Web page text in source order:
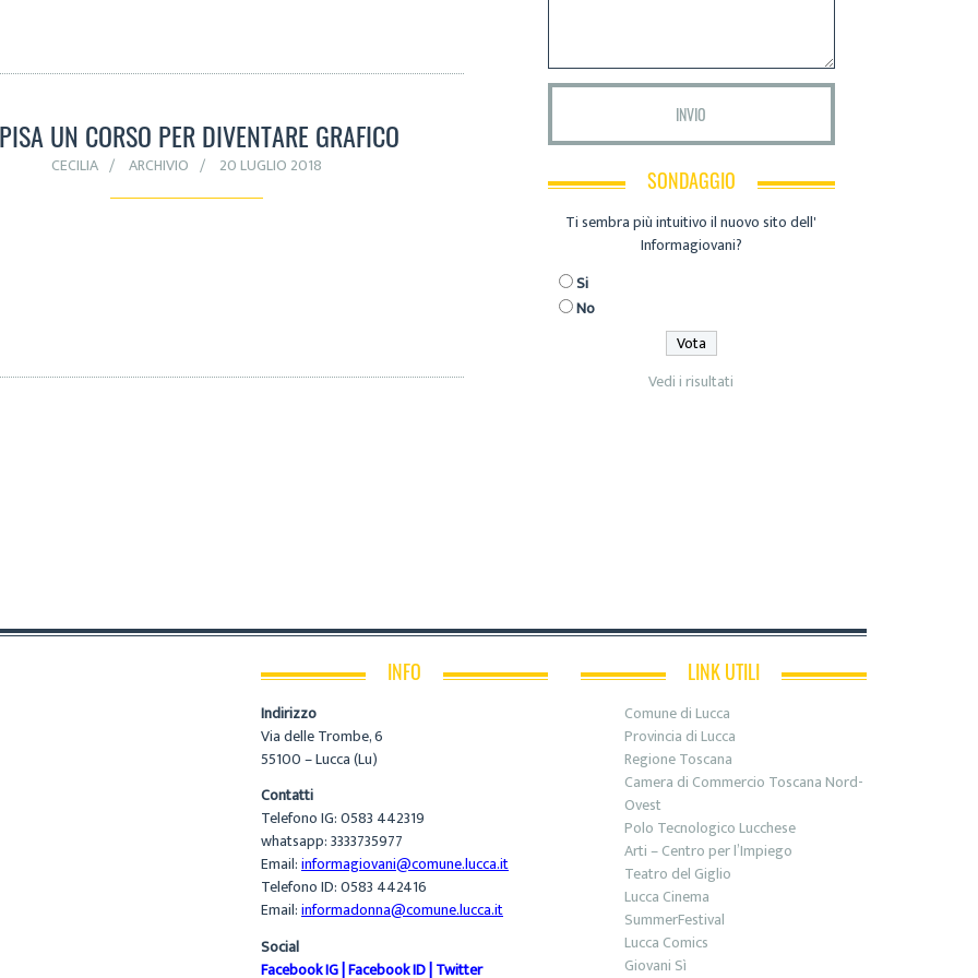
UN CORSO PER DIVENTARE GRAFICO
CECILIA ARCHIVIO 20 LUGLIO 2018
SONDAGGIO
Ti sembra più intuitivo il nuovo sito dell'
Informagiovani?
Si
No
Vedi i risultati
INFO
Indirizzo
Via delle Trombe, 6
55100 – Lucca (Lu)
Contatti
Telefono IG: 0583 442319
whatsapp: 3333735977
Email:informagiovani@comune.lucca.it
Telefono ID: 0583 442416
Email:informadonna@comune.lucca.it
Social
Facebook IG|Facebook ID|Twitter
LINK UTILI
Comune di Lucca
Provincia di Lucca
Regione Toscana
Camera di Commercio Toscana Nord-
Ovest
Polo Tecnologico Lucchese
Arti – Centro per l’Impiego
Teatro del Giglio
Lucca Cinema
SummerFestival
Lucca Comics
Giovani Sì